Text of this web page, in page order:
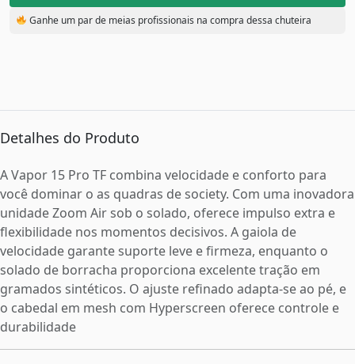
Ganhe um par de meias profissionais na compra dessa chuteira
Detalhes do Produto
A Vapor 15 Pro TF combina velocidade e conforto para
você dominar o as quadras de society. Com uma inovadora
unidade Zoom Air sob o solado, oferece impulso extra e
flexibilidade nos momentos decisivos. A gaiola de
velocidade garante suporte leve e firmeza, enquanto o
solado de borracha proporciona excelente tração em
gramados sintéticos. O ajuste refinado adapta-se ao pé, e
o cabedal em mesh com Hyperscreen oferece controle e
durabilidade